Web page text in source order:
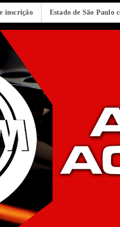
Estado de São Paulo confirma